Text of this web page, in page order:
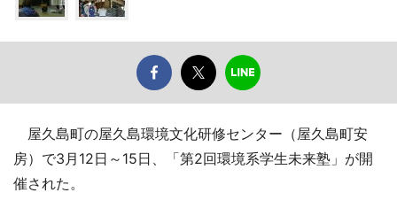
屋久島町の屋久島環境文化研修センター（屋久島町安
房）で3月12日～15日、「第2回環境系学生未来塾」が開
催された。